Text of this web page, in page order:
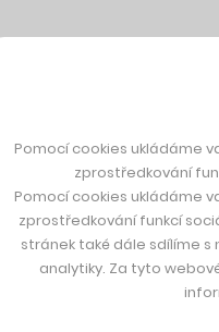
Pomocí cookies ukládáme
zprostředkování
Pomocí cookies ukládáme
zprostředkování funkcí
stránek také dále sdílíme
analytiky. Za tyto